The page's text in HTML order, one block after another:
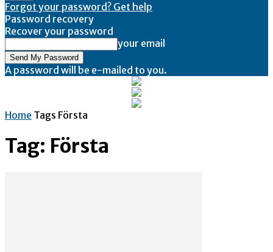
Forgot your password? Get help
Password recovery
Recover your password
your email
A password will be e-mailed to you.
Home Tags Första
Tag: Första